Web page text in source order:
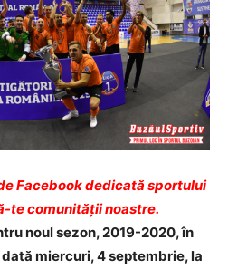
Facebook dedicată sportului
te comunității noastre.
noul sezon, 2019-2020, în
miercuri, 4 septembrie, la